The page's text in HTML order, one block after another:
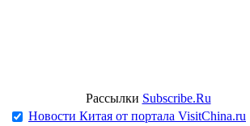
Рассылки Subscribe.Ru
Новости Китая от портала VisitChina.ru